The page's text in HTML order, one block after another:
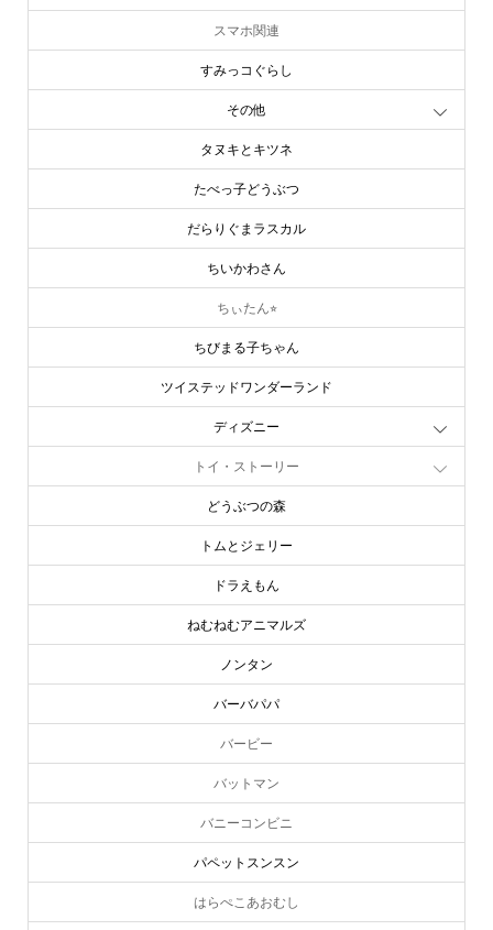
スマホ関連
すみっコぐらし
その他
タヌキとキツネ
たべっ子どうぶつ
だらりぐまラスカル
ちいかわさん
ちぃたん⭐︎
ちびまる子ちゃん
ツイステッドワンダーランド
ディズニー
トイ・ストーリー
どうぶつの森
トムとジェリー
ドラえもん
ねむねむアニマルズ
ノンタン
バーバパパ
バービー
バットマン
バニーコンビニ
パペットスンスン
はらぺこあおむし